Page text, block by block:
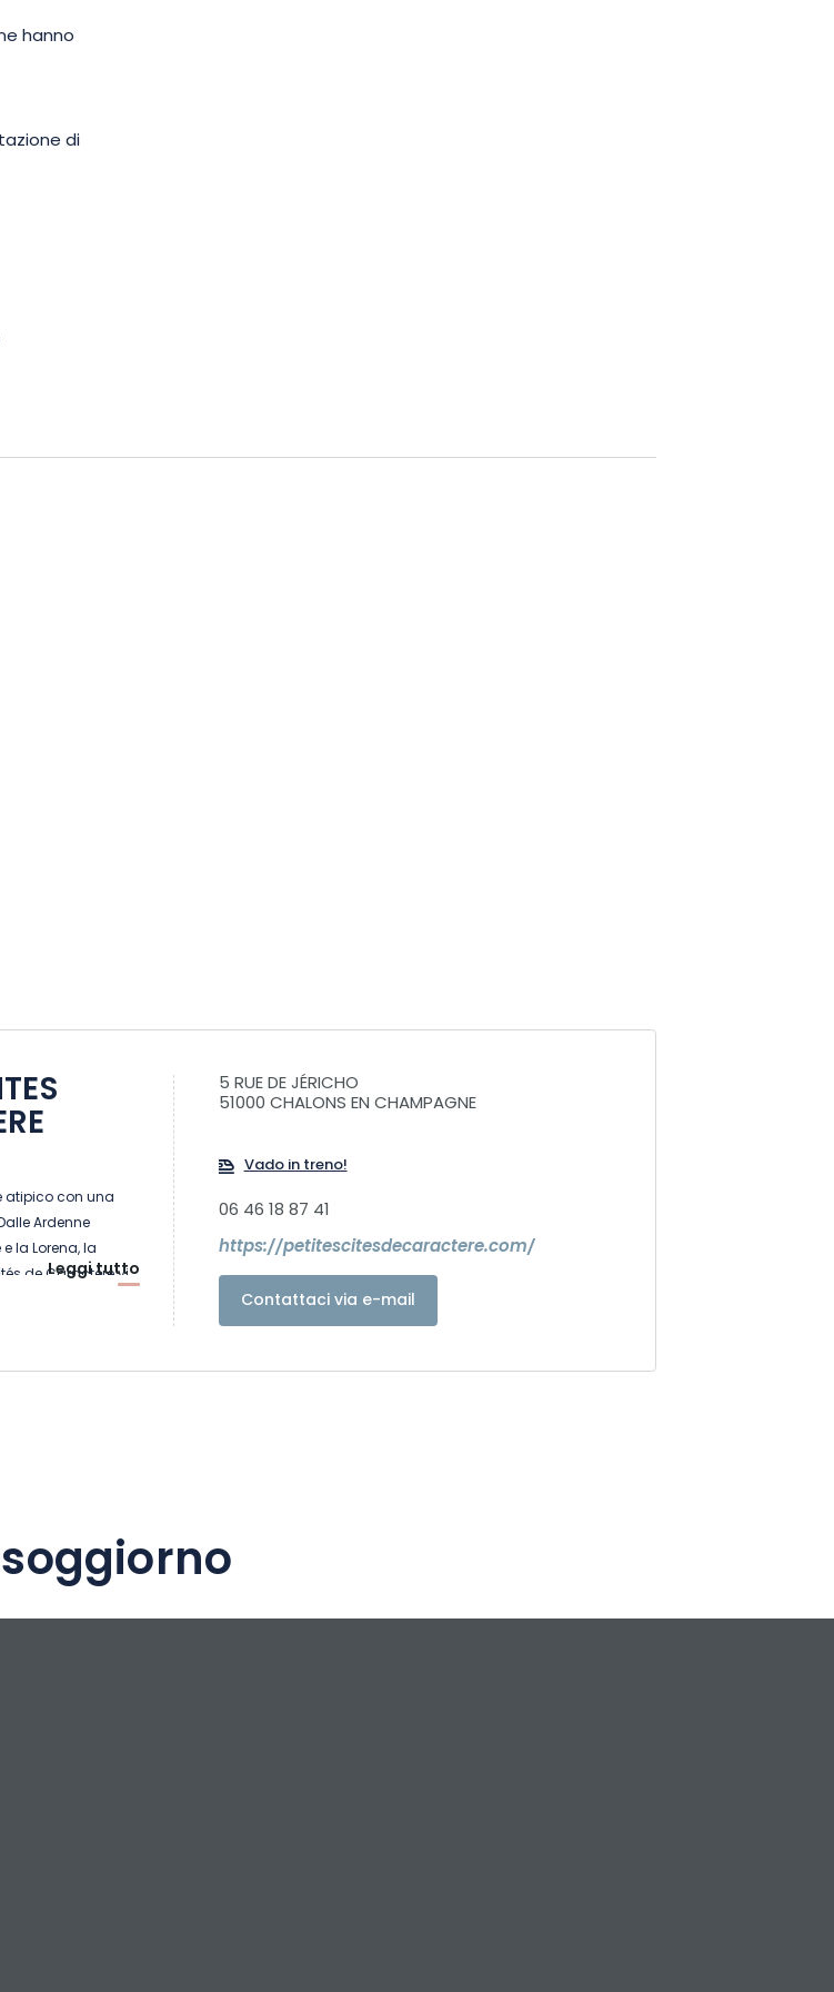
per vivere
che
hanno
di
atipico con una
Ardenne
la Lorena, la
de Caractère vi
Leggi tutto
5 RUE DE JÉRICHO
51000 CHALONS EN CHAMPAGNE
Vado in treno!
06 46 18 87 41
https://petitescitesdecaractere.com/
Contattaci via e-mail